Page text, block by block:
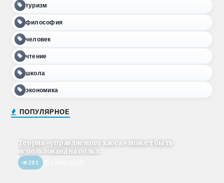
туризм
философия
человек
чтение
школа
экономика
ПОПУЛЯРНОЕ
Теория «управляемого хаоса» может быть
использована на польз...
281